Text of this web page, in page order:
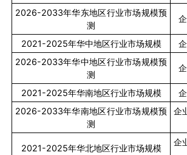
2026-2033年华东地区行业市场规模预
测
2021-2025年华中地区行业市场规模
2026-2033年华中地区行业市场规模预
测
2021-2025年华南地区行业市场规模
2026-2033年华南地区行业市场规模预
测
企
2021-2025年华北地区行业市场规模
企